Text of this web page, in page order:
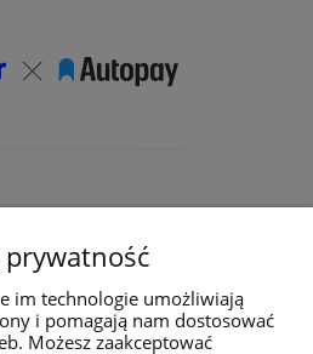
prywatność
im technologie umożliwiają
i pomagają nam dostosować
Możesz zaakceptować